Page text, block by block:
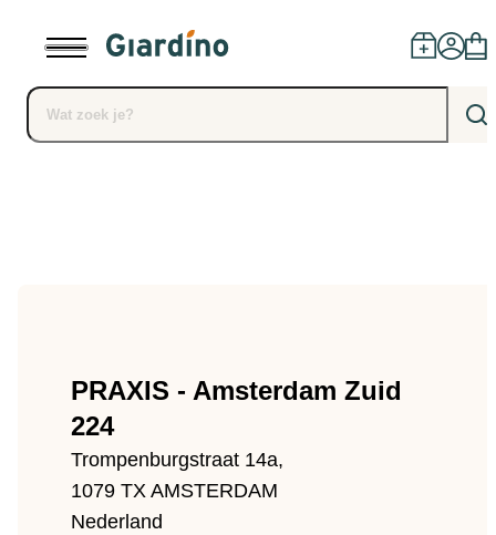
Advies
PRAXIS - Amsterdam Zuid
224
Trompenburgstraat 14a,
1079 TX AMSTERDAM
Nederland